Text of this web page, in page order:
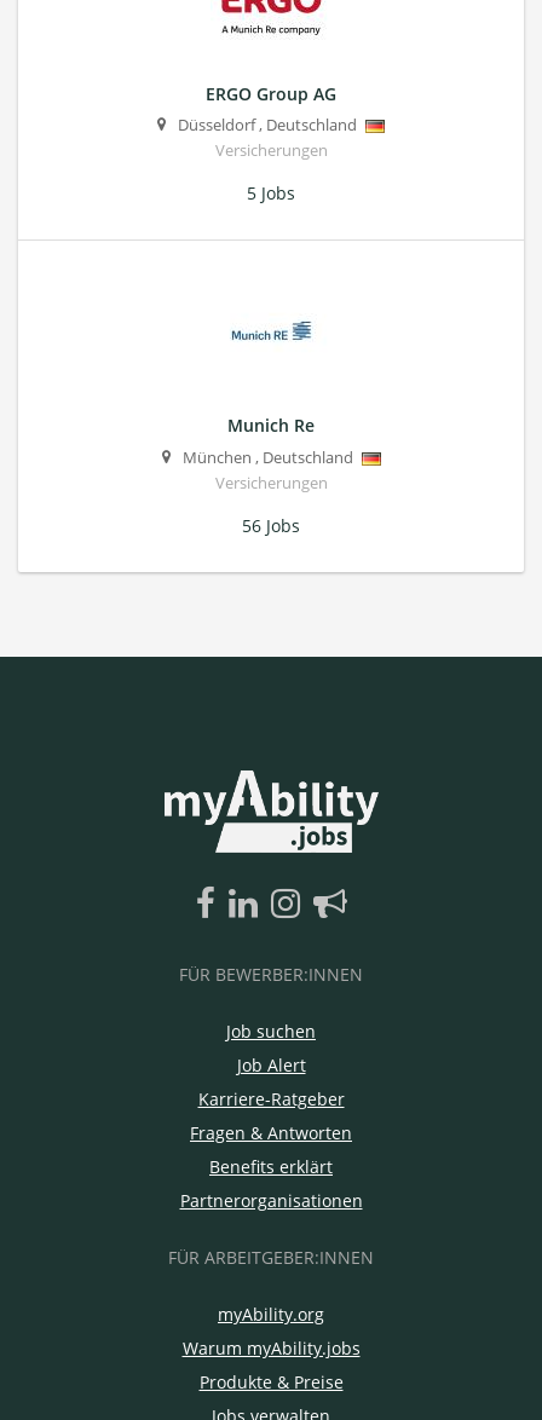
ERGO Group AG
Düsseldorf, Deutschland
Versicherungen
5 Jobs
Munich Re
München , Deutschland
Versicherungen
56 Jobs
FÜR BEWERBER:INNEN
Job suchen
Job Alert
Karriere-Ratgeber
Fragen & Antworten
Benefits erklärt
Partnerorganisationen
FÜR ARBEITGEBER:INNEN
myAbility.org
Warum myAbility.jobs
Produkte & Preise